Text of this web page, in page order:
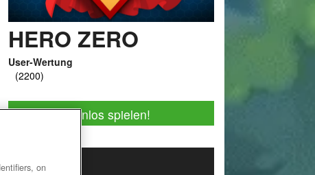
HERO ZERO
User-Wertung
Jetzt kostenlos spielen!
on